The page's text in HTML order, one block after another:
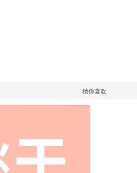
猜你喜欢